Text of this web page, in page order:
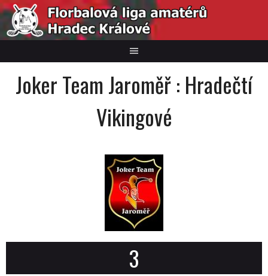
Skip
content
Joker Team Jaroměř : Hradečtí
Vikingové
3